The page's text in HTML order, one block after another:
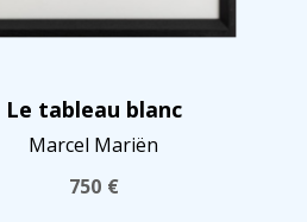
Le tableau blanc
Marcel Mariën
750 €